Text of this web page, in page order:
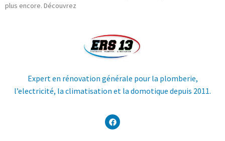
plus encore. Découvrez
Expert en rénovation générale pour la plomberie,
l’electricité, la climatisation et la domotique depuis 2011.